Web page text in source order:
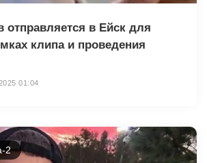
в Ейск для
клипа и проведения
01:04
2